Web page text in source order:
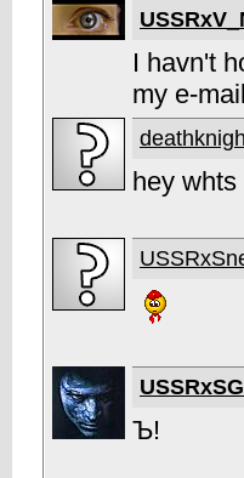
I havn't
my e-mail
hey
Ъ!